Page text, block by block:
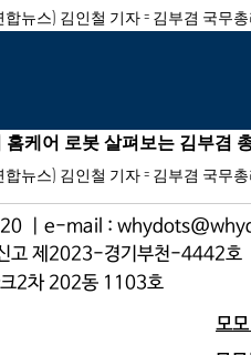
홈케어 로봇 살펴보는 김부겸
| e-mail :
고 제2023-경기부천-4442호
2차 202동 1103호
모